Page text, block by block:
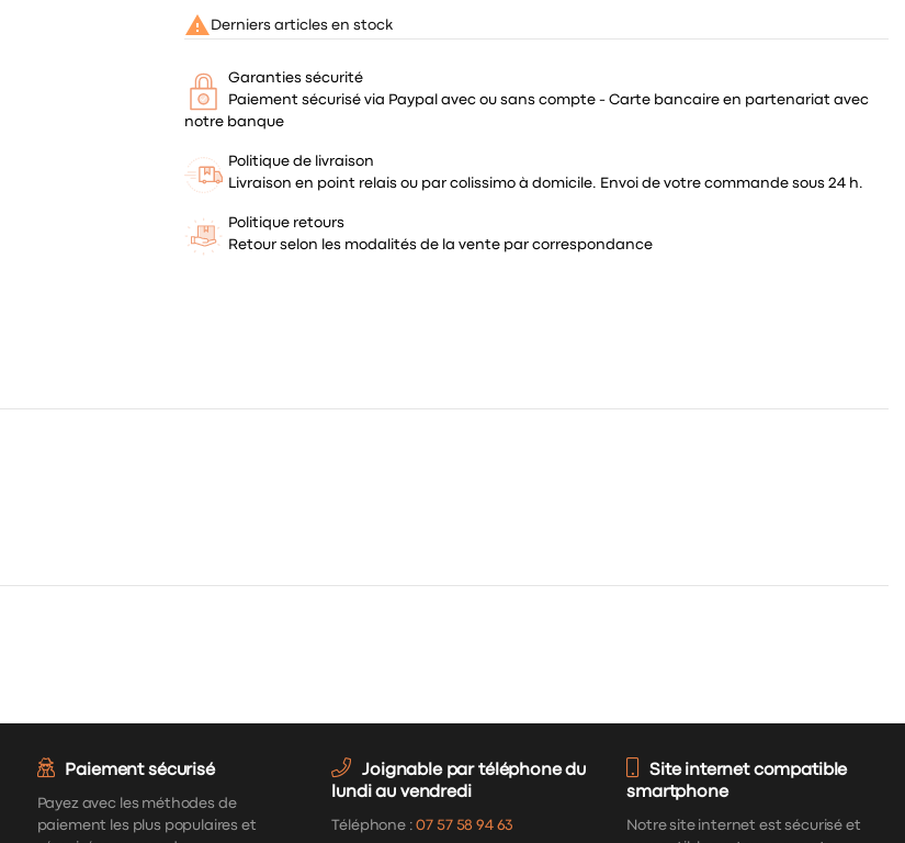
 Derniers articles en stock
Garanties sécurité
Paiement sécurisé via Paypal avec ou sans compte - Carte bancaire en partenariat avec
notre banque
Politique de livraison
Livraison en point relais ou par colissimo à domicile. Envoi de votre commande sous 24 h.
Politique retours
Retour selon les modalités de la vente par correspondance
Paiement sécurisé
Payez avec les méthodes de
paiement les plus populaires et
Joignable par téléphone du
lundi au vendredi
Téléphone :07 57 58 94 63
Site internet compatible
smartphone
Notre site internet est sécurisé et